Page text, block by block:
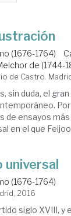
(1676-1764)
de (1744-
de Castro.
sin duda, el
de ensayos
en el que
(1676-1764)
2016
siglo XVIII, y